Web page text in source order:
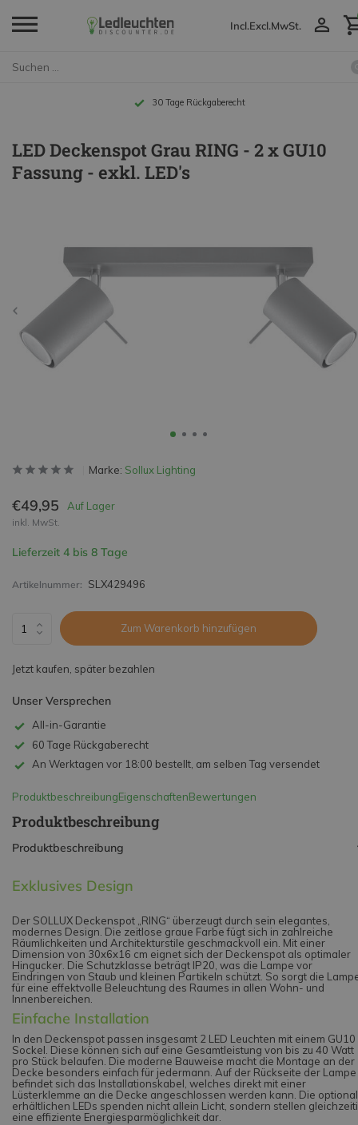
Incl.Excl.MwSt.
Bis zu 10 Jahre Garantie
LED Deckenspot Grau RING - 2 x GU10
Fassung - exkl. LED's
Marke: Sollux Lighting
€49,95 Auf Lager
inkl. MwSt.
Lieferzeit 4 bis 8 Tage
Artikelnummer: SLX429496
Zum Warenkorb hinzufügen
Jetzt kaufen, später bezahlen
Unser Versprechen
All-in-Garantie
60 Tage Rückgaberecht
An Werktagen vor 18:00 bestellt, am selben Tag versendet
ProduktbeschreibungEigenschaftenBewertungen
Produktbeschreibung
Produktbeschreibung
Exklusives Design
Der SOLLUX Deckenspot „RING“ überzeugt durch sein elegantes,
modernes Design. Die zeitlose graue Farbe fügt sich in zahlreiche
Räumlichkeiten und Architekturstile geschmackvoll ein. Mit einer
Dimension von 30x6x16 cm eignet sich der Deckenspot als optimaler
Hingucker. Die Schutzklasse beträgt IP20, was die Lampe vor
Eindringen von Staub und kleinen Partikeln schützt. So sorgt die
für eine effektvolle Beleuchtung des Raumes in allen Wohn- und
Innenbereichen.
Einfache Installation
In den Deckenspot passen insgesamt 2 LED Leuchten mit einem GU10
Sockel. Diese können sich auf eine Gesamtleistung von bis zu 40 Watt
pro Stück belaufen. Die moderne Bauweise macht die Montage an der
Decke besonders einfach für jedermann. Auf der Rückseite der Lampe
befindet sich das Installationskabel, welches direkt mit einer
Lüsterklemme an die Decke angeschlossen werden kann. Die optional
erhältlichen LEDs spenden nicht allein Licht, sondern stellen
eine effiziente Energiesparmöglichkeit dar.